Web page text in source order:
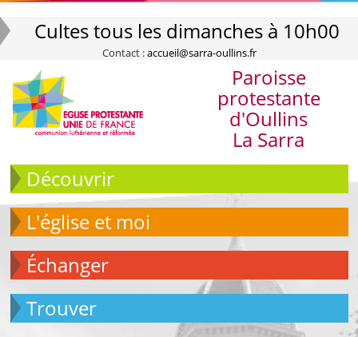
Cultes tous les dimanches à 10h00
Contact :accueil@sarra-oullins.fr
Paroisse
protestante
d'Oullins
La Sarra
Découvrir
L'église et moi
échanger
Trouver